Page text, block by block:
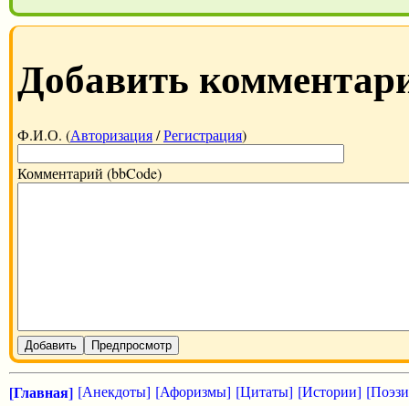
Добавить
Ф.И.О. (Авторизация/Регистрация)
Комментарий (bbCode)
Добавить Предпросмотр
[Главная] [Анекдоты] [Афоризмы] [Цитаты] [Истории]